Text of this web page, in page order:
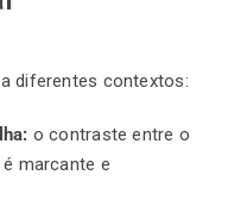
diferentes contextos:
o contraste entre o
marcante e